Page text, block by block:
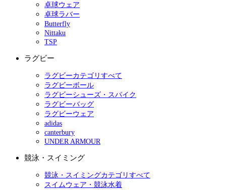
卓球ウェア
卓球ラバー
Butterfly
Nittaku
TSP
ラグビー
ラグビーカテゴリすべて
ラグビーボール
ラグビーシューズ・スパイク
ラグビーバッグ
ラグビーウェア
adidas
canterbury
UNDER ARMOUR
競泳・スイミング
競泳・スイミングカテゴリすべて
スイムウェア・競泳水着